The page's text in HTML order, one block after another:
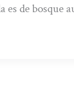
es de bosque